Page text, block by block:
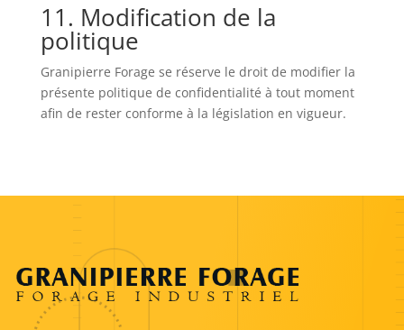
11. Modification de la
politique
Granipierre Forage se réserve le droit de modifier la
présente politique de confidentialité à tout moment
afin de rester conforme à la législation en vigueur.